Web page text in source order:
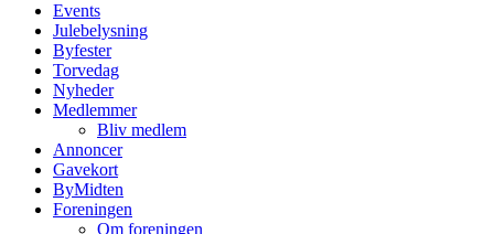
Events
Julebelysning
Byfester
Torvedag
Nyheder
Medlemmer
Bliv medlem
Annoncer
Gavekort
ByMidten
Foreningen
Om foreningen